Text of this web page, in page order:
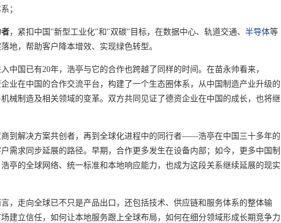
；
，紧扣中国"新型工业化"和"双碳"目标，在数据中心、轨道交通、 半导体等
地，帮助客户降本增效、实现绿色转型。
中国已有20年，浩亭与它的合作也跨越了同样的时间。在苗永帅看来，
业在中国的合作交流平台，构建了一个生态圈体系，从中国制造产业升级的
械制造及相关领域的变革。双方共同见证了德资企业在中国的成长，也将继
商到解决方案共创者，再到全球化进程中的同行者——浩亭在中国三十多年的
需求同步延展的路径。早期，合作更多发生在设备内部；如今，更多中国制
亭的全球网络、统一标准和本地响应能力，也成为这段关系继续延展的现实
，走向全球已不只是产品出口，还包括技术、供应链和服务体系的整体输
建立信任，如何让本地服务跟上全球布局，如何在细分领域形成长期竞争力